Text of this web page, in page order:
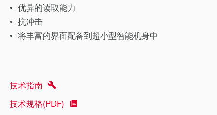
优异的读取能力
抗冲击
将丰富的界面配备到超小型智能机身中
技术指南
技术规格(PDF)